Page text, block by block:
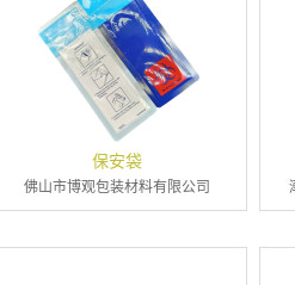
保安袋
佛山市博观包装材料有限公司